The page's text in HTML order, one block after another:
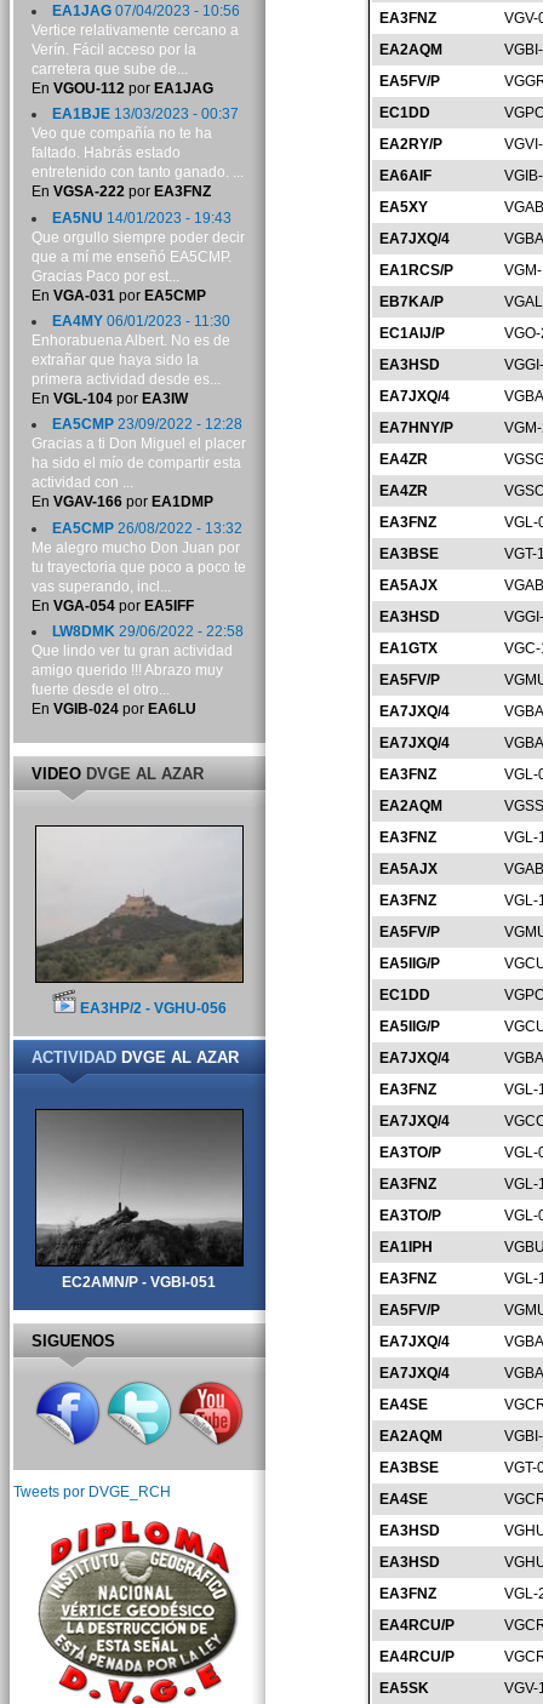
EA3FNZ
VGV-
EA2AQM
EA5FV/P
EC1DD
EA2RY/P
EA6AIF
EA5XY
EA7JXQ/4
EA1RCS/P
EB7KA/P
EC1AIJ/P
EA3HSD
EA7JXQ/4
EA7HNY/P
EA4ZR
EA4ZR
EA3FNZ
VGL-
EA3BSE
VGT-
EA5AJX
EA3HSD
EA1GTX
EA5FV/P
EA7JXQ/4
EA7JXQ/4
EA3FNZ
VGL-
EA2AQM
EA3FNZ
VGL-
EA5AJX
EA3FNZ
VGL-
EA5FV/P
EA5IIG/P
EC1DD
EA5IIG/P
EA7JXQ/4
EA3FNZ
VGL-
EA7JXQ/4
EA3TO/P
VGL-
EA3FNZ
VGL-
EA3TO/P
VGL-
EA1IPH
EA3FNZ
VGL-
EA5FV/P
EA7JXQ/4
EA7JXQ/4
EA4SE
EA2AQM
EA3BSE
VGT-
EA4SE
EA3HSD
EA3HSD
EA3FNZ
VGL-
EA4RCU/P
EA4RCU/P
EA5SK
VGV-
EA1JAG07/04/2023 - 10:56
Vertice relativamente cercano a
Verín. Fácil acceso por la
carretera que sube de...
En VGOU-112por EA1JAG
EA1BJE13/03/2023 - 00:37
Veo que compañía no te ha
faltado. Habrás estado
entretenido con tanto ganado. ...
En VGSA-222por EA3FNZ
EA5NU 14/01/2023 - 19:43
Que orgullo siempre poder decir
que a mí me enseñó EA5CMP.
Gracias Paco por est...
En VGA-031 por EA5CMP
EA4MY06/01/2023 - 11:30
Enhorabuena Albert. No es de
extrañar que haya sido la
primera actividad desde es...
En VGL-104por EA3IW
EA5CMP23/09/2022 - 12:28
Gracias a ti Don Miguel el placer
ha sido el mío de compartir esta
actividad con ...
En VGAV-166por EA1DMP
EA5CMP26/08/2022 - 13:32
Me alegro mucho Don Juan por
tu trayectoria que poco a poco te
vas superando, incl...
En VGA-054por EA5IFF
LW8DMK29/06/2022 - 22:58
Que lindo ver tu gran actividad
amigo querido !!! Abrazo muy
fuerte desde el otro...
En VGIB-024por EA6LU
VIDEODVGE AL AZAR
EA3HP/2 - VGHU-056
ACTIVIDADDVGE AL AZAR
EC2AMN/P - VGBI-051
SIGUENOS
Tweets por DVGE_RCH